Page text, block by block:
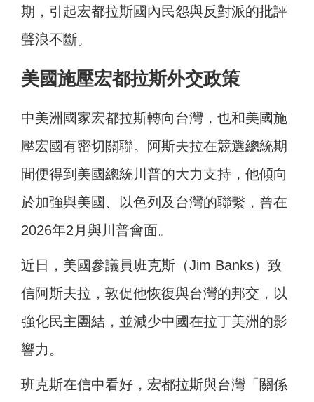
期，引起宏都拉斯國內民怨與反對派的批評
聲浪不斷。
美國施壓宏都拉斯外交政策
中美洲國家宏都拉斯轉向台灣，也和美國施
壓宏國有密切關聯。阿斯夫拉在競選總統期
間便得到美國總統川普的大力支持，他傾向
於加強與美國、以色列及台灣的聯繫，曾在
2026年2月與川普會面。
近日，美國參議員班克斯（Jim Banks）致
信阿斯夫拉，敦促他恢復與台灣的邦交，以
強化民主團結，並減少中國在拉丁美洲的影
響力。
班克斯在信中看好，宏都拉斯與台灣「關係